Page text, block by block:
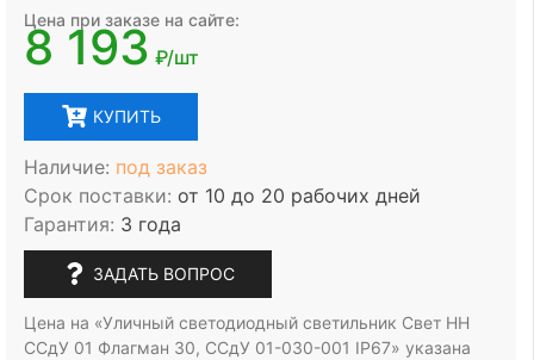
Цена при заказе на сайте:
8 193 ₽/шт
КУПИТЬ
Наличие: под заказ
Срок поставки: от 10 до 20 рабочих дней
Гарантия: 3 года
ЗАДАТЬ ВОПРОС
Цена на «Уличный светодиодный светильник Свет НН
ССдУ 01 Флагман 30, ССдУ 01-030-001 IP67» указана